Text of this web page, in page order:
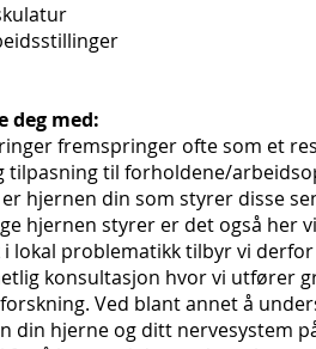
deg med:
fremspringer ofte som et
tilpasning til forholdene/
er hjernen din som styrer disse
hjernen styrer er det også her
lokal problematikk tilbyr vi derfor
konsultasjon hvor vi utfører
Ved blant annet å
din hjerne og ditt nervesystem